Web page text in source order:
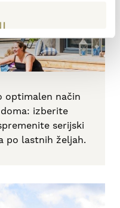
optimalen način
izberite
serijski
po lastnih željah.